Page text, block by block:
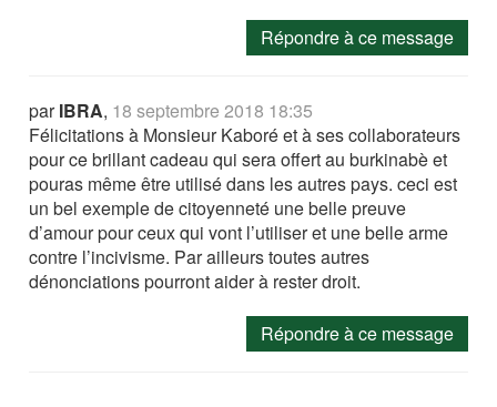
Répondre à ce message
parIBRA, 18 septembre 2018 18:35
Félicitations à Monsieur Kaboré et à ses collaborateurs
pour ce brillant cadeau qui sera offert au burkinabè et
pouras même être utilisé dans les autres pays. ceci est
un bel exemple de citoyenneté une belle preuve
d’amour pour ceux qui vont l’utiliser et une belle arme
contre l’incivisme. Par ailleurs toutes autres
dénonciations pourront aider à rester droit.
Répondre à ce message